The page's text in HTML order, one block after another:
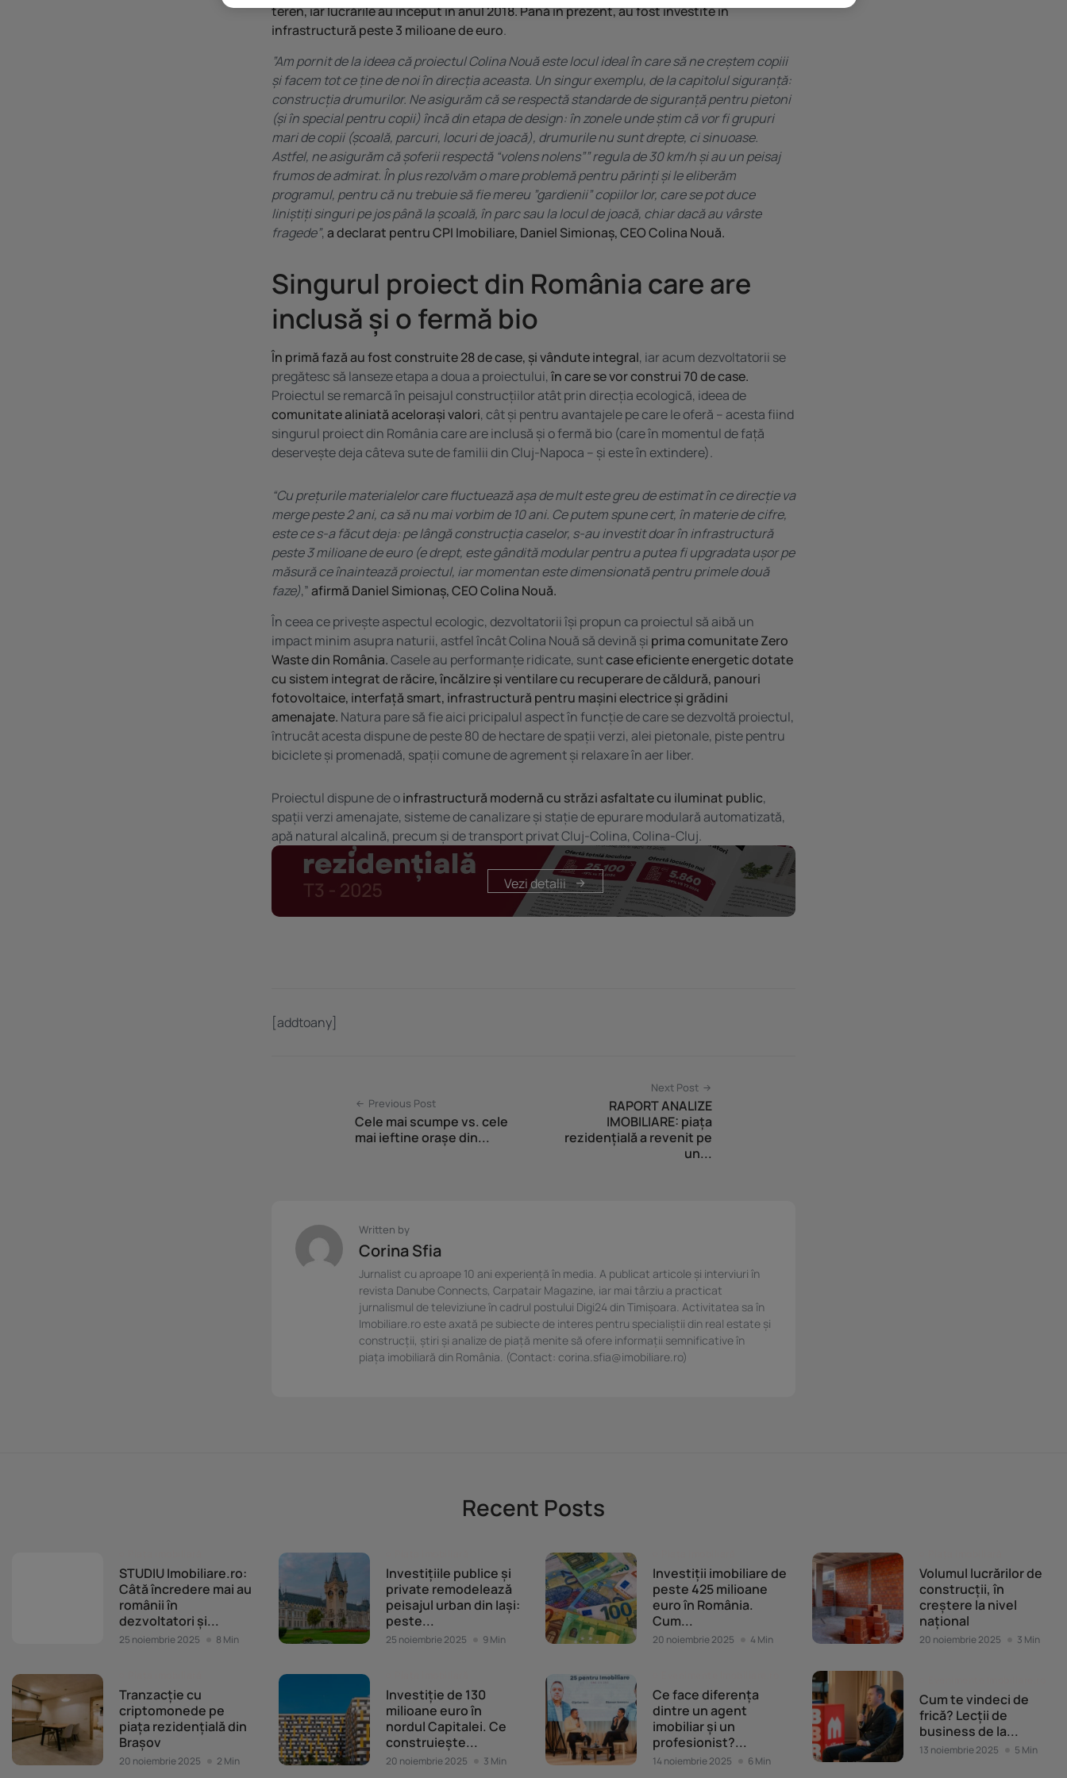
teren, iar lucrările au început în anul 2018. Până în prezent, au fost investite în
infrastructură peste 3 milioane de euro.
”Am pornit de la ideea că proiectul Colina Nouă este locul ideal în care să ne creștem copiii
și facem tot ce ține de noi în direcția aceasta. Un singur exemplu, de la capitolul siguranță:
construcția drumurilor. Ne asigurăm că se respectă standarde de siguranță pentru pietoni
(și în special pentru copii) încă din etapa de design: în zonele unde știm că vor fi grupuri
mari de copii (școală, parcuri, locuri de joacă), drumurile nu sunt drepte, ci sinuoase.
Astfel, ne asigurăm că șoferii respectă “volens nolens”” regula de 30 km/h și au un peisaj
frumos de admirat. În plus rezolvăm o mare problemă pentru părinți și le eliberăm
programul, pentru că nu trebuie să fie mereu ”gardienii” copiilor lor, care se pot duce
liniștiți singuri pe jos până la școală, în parc sau la locul de joacă, chiar dacă au vârste
fragede”,a declarat pentru CPI Imobiliare, Daniel Simionaș, CEO Colina Nouă.
Singurul proiect din România care are
inclusă și o fermă bio
În primă fază au fost construite 28 de case, și vândute integral, iar acum dezvoltatorii se
pregătesc să lanseze etapa a doua a proiectului,în care se vor construi 70 de case.
Proiectul se remarcă în peisajul construcțiilor atât prin direcția ecologică, ideea de
comunitate aliniată acelorași valori, cât și pentru avantajele pe care le oferă – acesta fiind
singurul proiect din România care are inclusă și o fermă bio (care în momentul de față
deservește deja câteva sute de familii din Cluj-Napoca – și este în extindere).
“Cu prețurile materialelor care fluctuează așa de mult este greu de estimat în ce direcție va
merge peste 2 ani, ca să nu mai vorbim de 10 ani. Ce putem spune cert, în materie de cifre,
este ce s-a făcut deja: pe lângă construcția caselor, s-au investit doar în infrastructură
peste 3 milioane de euro (e drept, este gândită modular pentru a putea fi upgradata ușor pe
măsură ce înaintează proiectul, iar momentan este dimensionată pentru primele două
faze),”afirmă Daniel Simionaș, CEO Colina Nouă.
În ceea ce privește aspectul ecologic, dezvoltatorii își propun ca proiectul să aibă un
impact minim asupra naturii, astfel încât Colina Nouă să devină și prima comunitate Zero
Waste din România.Casele au performanțe ridicate, suntcase eficiente energetic dotate
cu sistem integrat de răcire, încălzire și ventilare cu recuperare de căldură, panouri
fotovoltaice, interfață smart, infrastructură pentru mașini electrice și grădini
amenajate. Natura pare să fie aici pricipalul aspect în funcție de care se dezvoltă proiectul,
întrucât acesta dispune de peste 80 de hectare de spații verzi, alei pietonale, piste pentru
biciclete și promenadă, spații comune de agrement și relaxare în aer liber.
Proiectul dispune de oinfrastructură modernă cu străzi asfaltate cu iluminat public,
spații verzi amenajate, sisteme de canalizare și stație de epurare modulară automatizată,
apă natural alcalină, precum și de transport privat Cluj-Colina, Colina-Cluj.
Vezi detalii
[addtoany]
Previous Post
Cele mai scumpe vs. cele
mai ieftine orașe din...
Next Post
RAPORT ANALIZE
IMOBILIARE: piața
rezidențială a revenit pe
un...
Written by
Corina Sfia
Jurnalist cu aproape 10 ani experiență în media. A publicat articole și interviuri în
revista Danube Connects, Carpatair Magazine, iar mai târziu a practicat
jurnalismul de televiziune în cadrul postului Digi24 din Timișoara. Activitatea sa în
Imobiliare.ro este axată pe subiecte de interes pentru specialiștii din real estate și
construcții, știri și analize de piață menite să ofere informații semnificative în
piața imobiliară din România. (Contact: corina.sfia@imobiliare.ro)
Recent Posts
STUDIU Imobiliare.ro:
Câtă încredere mai au
românii în
dezvoltatori și...
25 noiembrie 2025 8 Min
Investițiile publice și
private remodelează
peisajul urban din Iași:
peste...
25 noiembrie 2025 9 Min
Investiții imobiliare de
peste 425 milioane
euro în România.
Cum...
20 noiembrie 2025 4 Min
Volumul lucrărilor de
construcții, în
creștere la nivel
național
20 noiembrie 2025 3 Min
Tranzacție cu
criptomonede pe
piața rezidențială din
Brașov
20 noiembrie 2025 2 Min
Investiție de 130
milioane euro în
nordul Capitalei. Ce
construiește...
20 noiembrie 2025 3 Min
Ce face diferența
dintre un agent
imobiliar și un
profesionist?...
14 noiembrie 2025 6 Min
Cum te vindeci de
frică? Lecții de
business de la...
13 noiembrie 2025 5 Min